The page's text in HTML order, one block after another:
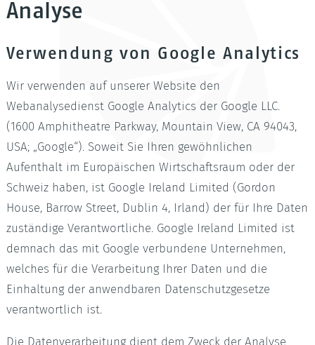
Analyse
Verwendung von Google Analytics
Wir verwenden auf unserer Website den
Webanalysedienst Google Analytics der Google LLC.
(1600 Amphitheatre Parkway, Mountain View, CA 94043,
USA; „Google“). Soweit Sie Ihren gewöhnlichen
Aufenthalt im Europäischen Wirtschaftsraum oder der
Schweiz haben, ist Google Ireland Limited (Gordon
House, Barrow Street, Dublin 4, Irland) der für Ihre Daten
zuständige Verantwortliche. Google Ireland Limited ist
demnach das mit Google verbundene Unternehmen,
welches für die Verarbeitung Ihrer Daten und die
Einhaltung der anwendbaren Datenschutzgesetze
verantwortlich ist.
Die Datenverarbeitung dient dem Zweck der Analyse